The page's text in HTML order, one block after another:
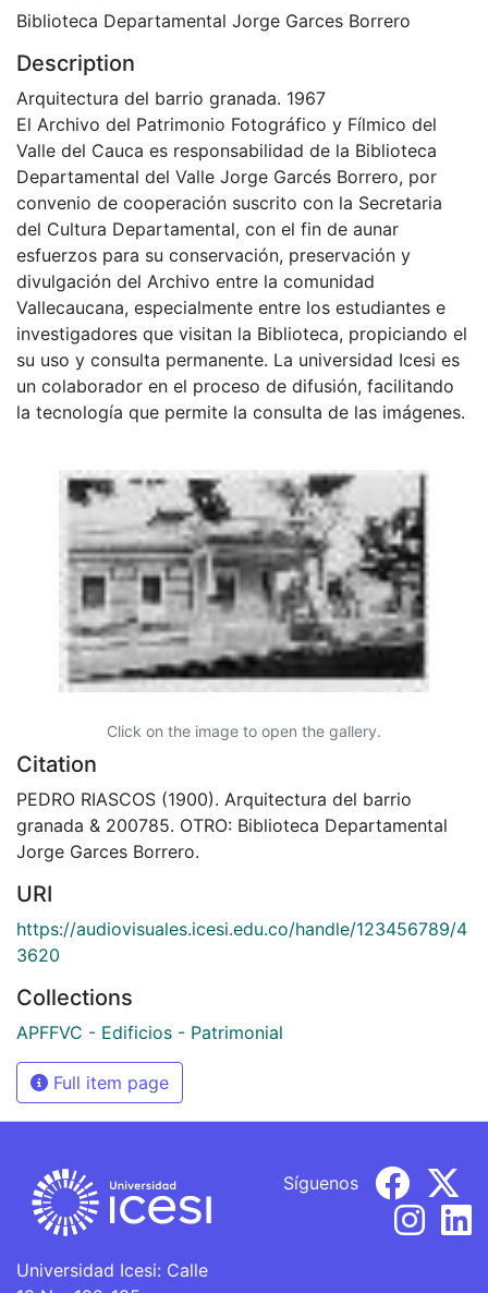
Biblioteca Departamental Jorge Garces Borrero
Description
Arquitectura del barrio granada. 1967
El Archivo del Patrimonio Fotográfico y Fílmico del
Valle del Cauca es responsabilidad de la Biblioteca
Departamental del Valle Jorge Garcés Borrero, por
convenio de cooperación suscrito con la Secretaria
del Cultura Departamental, con el fin de aunar
esfuerzos para su conservación, preservación y
divulgación del Archivo entre la comunidad
Vallecaucana, especialmente entre los estudiantes e
investigadores que visitan la Biblioteca, propiciando el
su uso y consulta permanente. La universidad Icesi es
un colaborador en el proceso de difusión, facilitando
la tecnología que permite la consulta de las imágenes.
Click on the image to open the gallery.
Citation
PEDRO RIASCOS (1900). Arquitectura del barrio
granada & 200785. OTRO: Biblioteca Departamental
Jorge Garces Borrero.
URI
https://audiovisuales.icesi.edu.co/handle/123456789/4
3620
Collections
APFFVC - Edificios - Patrimonial
Full item page
Universidad Icesi: Calle
Síguenos